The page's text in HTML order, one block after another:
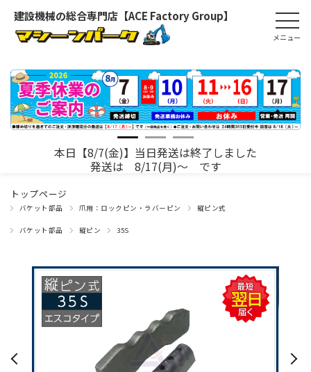
建設機械の総合専門店【ACE Factory Group】
本日【8/7(金)】当日発送は終了しました
発送は 8/17(月)～ です
トップページ
バケット部品 爪用：ロックピン・ラバーピン 縦ピン式
バケット部品 縦ピン 35S